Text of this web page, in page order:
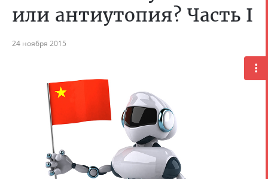
или антиутопия? Часть I
24 ноября 2015